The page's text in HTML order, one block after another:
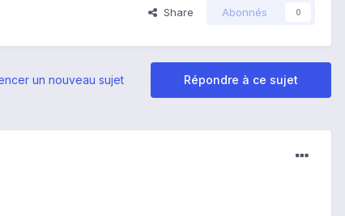
Share Abonnés 0
Répondre à ce sujet
un nouveau sujet